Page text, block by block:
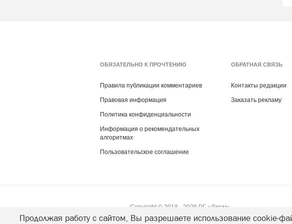
ОБЯЗАТЕЛЬНО К ПРОЧТЕНИЮ
Правила публикации комментариев
Правовая информация
Политика конфиденциальности
Информация о рекомендательных
алгоритмах
Пользовательское соглашение
ОБРАТНАЯ СВЯЗЬ
Контакты редакции
Заказать рекламу
Copyright © 2018 - 2026 РГ «Джем»
Продолжая работу с сайтом, Вы разрешаете использование cookie-